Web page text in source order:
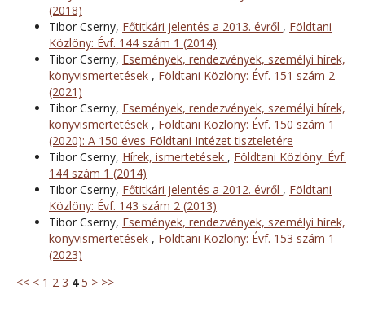
(2018)
Tibor Cserny, Főtitkári jelentés a 2013. évről , Földtani
Közlöny: Évf. 144 szám 1 (2014)
Tibor Cserny, Események, rendezvények, személyi hírek,
könyvismertetések , Földtani Közlöny: Évf. 151 szám 2
(2021)
Tibor Cserny, Események, rendezvények, személyi hírek,
könyvismertetések , Földtani Közlöny: Évf. 150 szám 1
(2020): A 150 éves Földtani Intézet tiszteletére
Tibor Cserny, Hírek, ismertetések , Földtani Közlöny: Évf.
144 szám 1 (2014)
Tibor Cserny, Főtitkári jelentés a 2012. évről , Földtani
Közlöny: Évf. 143 szám 2 (2013)
Tibor Cserny, Események, rendezvények, személyi hírek,
könyvismertetések , Földtani Közlöny: Évf. 153 szám 1
(2023)
<< < 1 2 3 4 5 > >>